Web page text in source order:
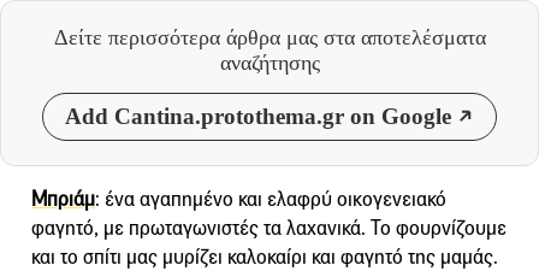
Δείτε περισσότερα άρθρα μας στα αποτελέσματα
αναζήτησης
Add Cantina.protothema.gr on Google
Μπριάμ: ένα αγαπημένο και ελαφρύ οικογενειακό
φαγητό, με πρωταγωνιστές τα λαχανικά. Το φουρνίζουμε
και το σπίτι μας μυρίζει καλοκαίρι και φαγητό της μαμάς.